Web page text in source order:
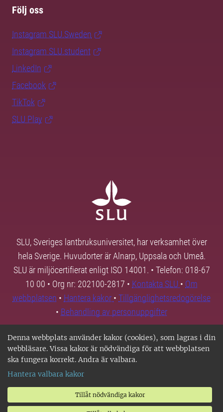
Denna webbplats använder kakor (cookies), som lagras i din
webbläsare. Vissa kakor är nödvändiga för att webbplatsen
ska fungera korrekt. Andra är valbara.
Hantera valbara kakor
Tillåt nödvändiga kakor
Följ oss
Instagram SLU.Sweden
Instagram SLU.student
LinkedIn
Facebook
TikTok
SLU Play
SLU, Sveriges lantbruksuniversitet, har verksamhet över
hela Sverige. Huvudorter är Alnarp, Uppsala och Umeå.
SLU är miljöcertifierat enligt ISO 14001. • Telefon: 018-67
10 00 • Org nr: 202100-2817 • Kontakta SLU • Om
webbplatsen • Hantera kakor • Tillgänglighetsredogörelse
• Behandling av personuppgifter